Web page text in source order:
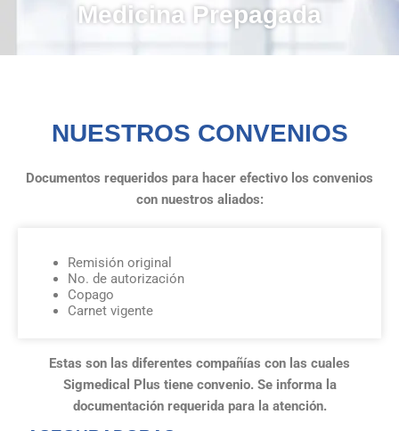
Medicina Prepagada
NUESTROS CONVENIOS
Documentos requeridos para hacer efectivo los convenios
con nuestros aliados:
Remisión original
No. de autorización
Copago
Carnet vigente
Estas son las diferentes compañías con las cuales
Sigmedical Plus tiene convenio. Se informa la
documentación requerida para la atención.